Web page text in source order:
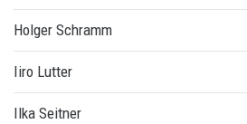
Holger Schramm
Iiro Lutter
Ilka Seitner